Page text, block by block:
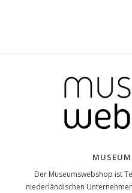
Der Museumswebshop ist
niederländischen